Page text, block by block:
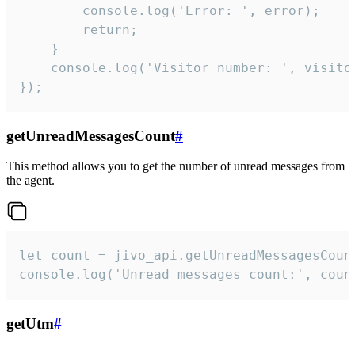
        console.log('Error: ', error);
        return;
    }
console.log('Visitor number: ',
});
getUnreadMessagesCount#
This method allows you to get the number of unread messages from
the agent.
let count =
console.log('Unread messages count:',
getUtm#